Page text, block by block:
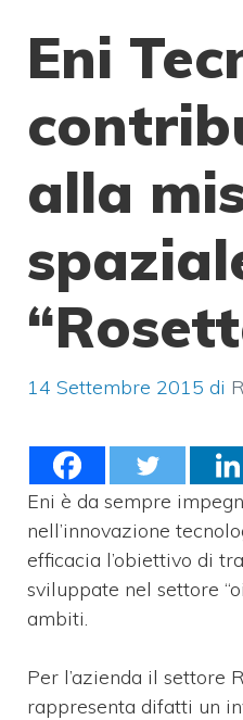
Eni
alla
14 Settembre 2015 di
Eni è da sempre
nell’innovazione
efficacia l’obiettivo di
sviluppate nel settore
ambiti.
Per l’azienda il settore
rappresenta difatti un